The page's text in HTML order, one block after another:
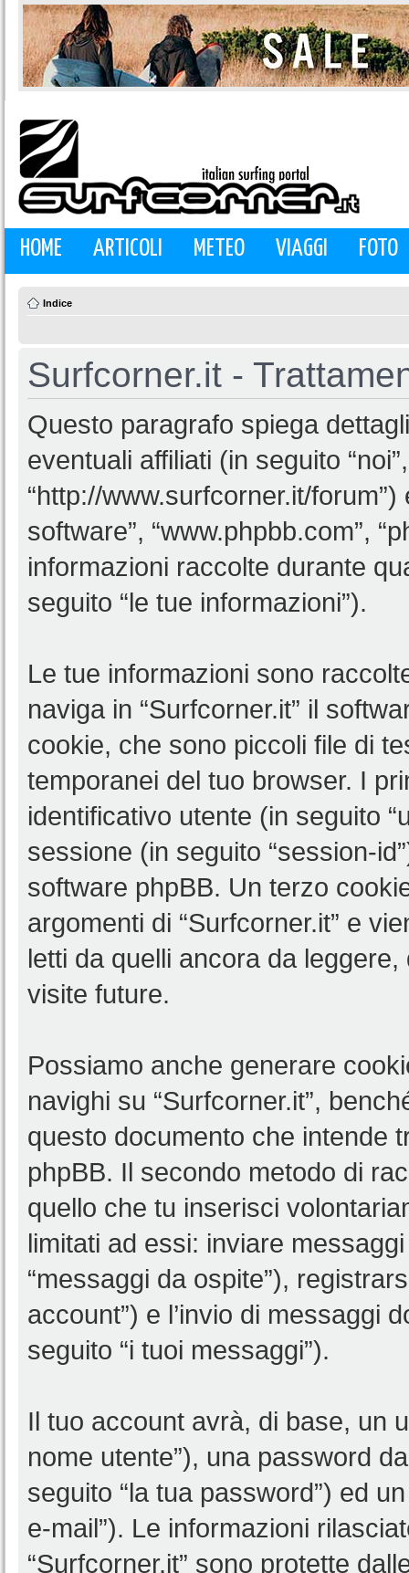
HOME ARTICOLI METEO VIAGGI FOTO
Indice
Surfcorner.it -
Questo paragrafo spiega
eventuali affiliati (in seguito
“http://www.surfcorner.it/forum”)
software”, “www.phpbb.com”,
informazioni raccolte durante
seguito “le tue informazioni”).
Le tue informazioni sono
naviga in “Surfcorner.it” il
cookie, che sono piccoli file di
temporanei del tuo browser. I
identificativo utente (in seguito
sessione (in seguito “session-
software phpBB. Un terzo
argomenti di “Surfcorner.it” e
letti da quelli ancora da
visite future.
Possiamo anche generare
navighi su “Surfcorner.it”,
questo documento che intende
phpBB. Il secondo metodo di
quello che tu inserisci
limitati ad essi: inviare
“messaggi da ospite”),
account”) e l’invio di messaggi
seguito “i tuoi messaggi”).
Il tuo account avrà, di base, un
nome utente”), una password
seguito “la tua password”) ed
e-mail”). Le informazioni
“Surfcorner.it” sono protette